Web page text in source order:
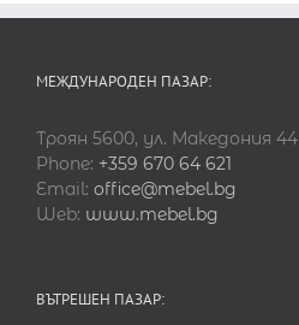
МЕЖДУНАРОДЕН ПАЗАР:
Троян 5600, ул. Македония 44
Phone: +359 670 64 621
Email: office@mebel.bg
Web: www.mebel.bg
ВЪТРЕШЕН ПАЗАР: